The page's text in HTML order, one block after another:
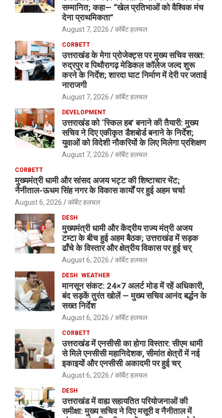
सम्मानित; कहा— “खेल प्रतिभाओं को वैश्विक मंच
देना प्राथमिकता”
August 7, 2026 कॉर्बेट हलचल
CORBETT
उत्तराखंड के मेगा प्रोजेक्ट्स पर मुख्य सचिव सख्त:
रुद्रपुर व पिथौरागढ़ मेडिकल कॉलेज जल्द शुरू
करने के निर्देश; शारदा घाट निर्माण में देरी पर जताई
नाराजगी
August 7, 2026 कॉर्बेट हलचल
DEVELOPMENT
उत्तराखंड को ‘स्किल हब’ बनाने की तैयारी: मुख्य
सचिव ने दिए एकीकृत डैशबोर्ड बनाने के निर्देश;
युवाओं को विदेशी नौकरियों के लिए मिलेगा प्रशिक्षण
August 7, 2026 कॉर्बेट हलचल
CORBETT
मुख्यमंत्री धामी और सांसद अजय भट्ट की शिष्टाचार भेंट;
नैनीताल-ऊधम सिंह नगर के विकास कार्यों पर हुई अहम चर्चा
August 6, 2026 कॉर्बेट हलचल
DESH
मुख्यमंत्री धामी और केंद्रीय राज्य मंत्री अजय
टम्टा के बीच हुई अहम बैठक; उत्तराखंड में सड़क
ढाँचे के विस्तार और क्षेत्रीय विकास पर हुई चर्
August 6, 2026 कॉर्बेट हलचल
DESH WEATHER
मानसून संकट: 24×7 अलर्ट मोड में रहें अधिकारी,
बंद सड़कें तुरंत खोलें — मुख्य सचिव आनंद बर्द्धन के
सख्त निर्देश
August 6, 2026 कॉर्बेट हलचल
CORBETT
उत्तराखंड में एनसीसी का होगा विस्तार: सीएम धामी
से मिले एनसीसी महानिदेशक, सीमांत क्षेत्रों में नई
इकाइयों और एनसीसी अकादमी पर हुई चर्
August 6, 2026 कॉर्बेट हलचल
DESH
उत्तराखंड में वाह्य सहायतित परियोजनाओं की
समीक्षा: मुख्य सचिव ने दिए मसूरी व नैनीताल में